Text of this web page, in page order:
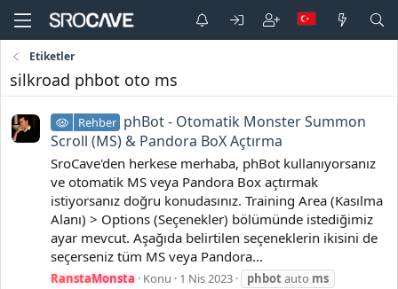
Etiketler
silkroad phbot oto ms
Rehber phBot - Otomatik Monster Summon
Scroll (MS) & Pandora BoX Açtırma
SroCave'den herkese merhaba, phBot kullanıyorsanız
ve otomatik MS veya Pandora Box açtırmak
istiyorsanız doğru konudasınız. Training Area (Kasılma
Alanı) > Options (Seçenekler) bölümünde istediğimiz
ayar mevcut. Aşağıda belirtilen seçeneklerin ikisini de
seçerseniz tüm MS veya Pandora...
RanstaMonsta Konu 1 Nis 2023 phbotauto ms